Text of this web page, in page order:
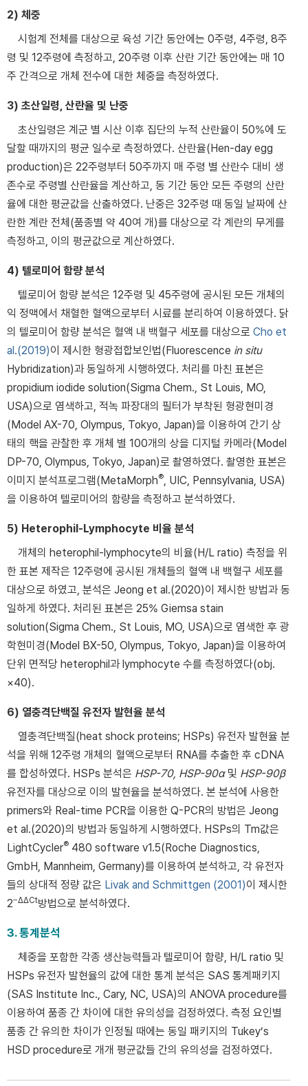
2) 체중
시험계 전체를 대상으로 육성 기간 동안에는 0주령, 4주령, 8주
령 및 12주령에 측정하고, 20주령 이후 산란 기간 동안에는 매 10
주 간격으로 개체 전수에 대한 체중을 측정하였다.
3) 초산일령, 산란율 및 난중
초산일령은 계군 별 시산 이후 집단의 누적 산란율이 50%에 도
달할 때까지의 평균 일수로 측정하였다. 산란율(Hen-day egg
production)은 22주령부터 50주까지 매 주령 별 산란수 대비 생
존수로 주령별 산란율을 계산하고, 동 기간 동안 모든 주령의 산란
율에 대한 평균값을 산출하였다. 난중은 32주령 때 동일 날짜에 산
란한 계란 전체(품종별 약 40여 개)를 대상으로 각 계란의 무게를
측정하고, 이의 평균값으로 계산하였다.
4) 텔로미어 함량 분석
텔로미어 함량 분석은 12주령 및 45주령에 공시된 모든 개체의
익 정맥에서 채혈한 혈액으로부터 시료를 분리하여 이용하였다. 닭
의 텔로미어 함량 분석은 혈액 내 백혈구 세포를 대상으로 Cho et
al.(2019)이 제시한 형광접합보인법(Fluorescence in situ
Hybridization)과 동일하게 시행하였다. 처리를 마친 표본은
propidium iodide solution(Sigma Chem., St Louis, MO,
USA)으로 염색하고, 적녹 파장대의 필터가 부착된 형광현미경
(Model AX-70, Olympus, Tokyo, Japan)을 이용하여 간기 상
태의 핵을 관찰한 후 개체 별 100개의 상을 디지털 카메라(Model
DP-70, Olympus, Tokyo, Japan)로 촬영하였다. 촬영한 표본은
이미지 분석프로그램(MetaMorph®, UIC, Pennsylvania, USA)
을 이용하여 텔로미어의 함량을 측정하고 분석하였다.
5) Heterophil-Lymphocyte 비율 분석
개체의 heterophil-lymphocyte의 비율(H/L ratio) 측정을 위
한 표본 제작은 12주령에 공시된 개체들의 혈액 내 백혈구 세포를
대상으로 하였고, 분석은 Jeong et al.(2020)이 제시한 방법과 동
일하게 하였다. 처리된 표본은 25% Giemsa stain
solution(Sigma Chem., St Louis, MO, USA)으로 염색한 후 광
학현미경(Model BX-50, Olympus, Tokyo, Japan)을 이용하여
단위 면적당 heterophil과 lymphocyte 수를 측정하였다(obj.
×40).
6) 열충격단백질 유전자 발현율 분석
열충격단백질(heat shock proteins; HSPs) 유전자 발현율 분
석을 위해 12주령 개체의 혈액으로부터 RNA를 추출한 후 cDNA
를 합성하였다. HSPs 분석은 HSP-70, HSP-90α및 HSP-90β
유전자를 대상으로 이의 발현율을 분석하였다. 본 분석에 사용한
primers와 Real-time PCR을 이용한 Q-PCR의 방법은 Jeong
et al.(2020)의 방법과 동일하게 시행하였다. HSPs의 Tm값은
LightCycler® 480 software v1.5(Roche Diagnostics,
GmbH, Mannheim, Germany)를 이용하여 분석하고, 각 유전자
들의 상대적 정량 값은 Livak and Schmittgen (2001)이 제시한
2−ΔΔCt방법으로 분석하였다.
3. 통계분석
체중을 포함한 각종 생산능력들과 텔로미어 함량, H/L ratio 및
HSPs 유전자 발현율의 값에 대한 통계 분석은 SAS 통계패키지
(SAS Institute Inc., Cary, NC, USA)의 ANOVA procedure를
이용하여 품종 간 차이에 대한 유의성을 검정하였다. 측정 요인별
품종 간 유의한 차이가 인정될 때에는 동일 패키지의 Tukey’s
HSD procedure로 개개 평균값들 간의 유의성을 검정하였다.